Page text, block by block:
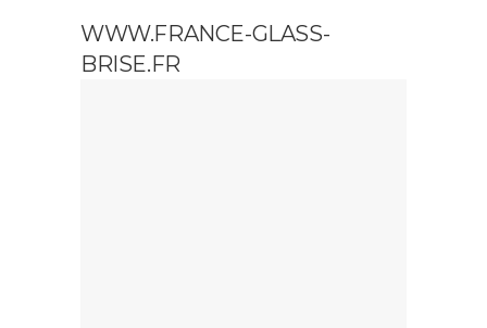
WWW.FRANCE-GLASS-
BRISE.FR